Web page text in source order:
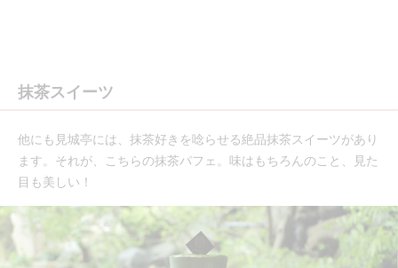
抹茶スイーツ
他にも見城亭には、抹茶好きを唸らせる絶品抹茶スイーツがあり
ます。それが、こちらの抹茶パフェ。味はもちろんのこと、見た
目も美しい！